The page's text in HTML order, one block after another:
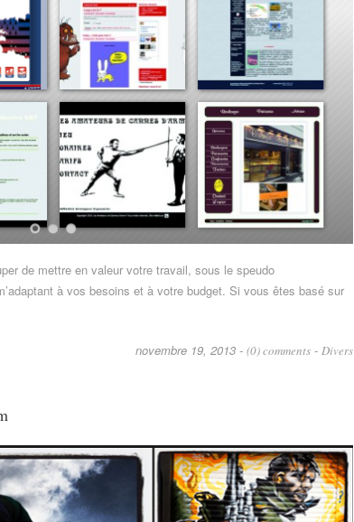
de mettre en valeur votre travail, sous le speudo
à vos besoins et à votre budget. Si vous êtes basé sur
novembre 19, 2013 -(0) comments - Divers